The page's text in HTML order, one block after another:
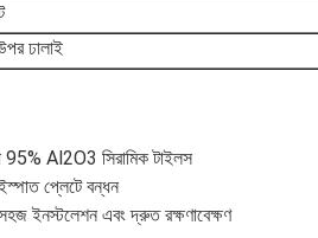
ঢালাই
95% Al2O3 সিরামিক টাইলস
ইস্পাত প্লেটে বন্ধন
সহজ ইনস্টলেশন এবং দ্রুত রক্ষণাবেক্ষণ